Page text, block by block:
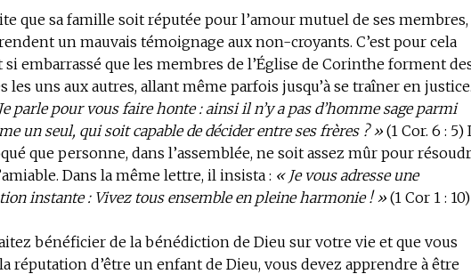
que sa famille soit réputée pour l’amour mutuel de ses membres,
un mauvais témoignage aux non-croyants. C’est pour cela
si embarrassé que les membres de l’Église de Corinthe forment
les uns aux autres, allant même parfois jusqu’à se traîner en justice.
parle pour vous faire honte : ainsi il n’y a pas d’homme sage parmi
un seul, qui soit capable de décider entre ses frères ? » (1 Cor. 6 : 5)
que personne, dans l’assemblée, ne soit assez mûr pour
Dans la même lettre, il insista : « Je vous adresse une
instante : Vivez tous ensemble en pleine harmonie ! » (1 Cor 1 : 10)
bénéficier de la bénédiction de Dieu sur votre vie et que vous
réputation d’être un enfant de Dieu, vous devez apprendre à être